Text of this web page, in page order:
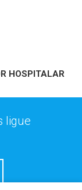
HOSPITALAR
ligue